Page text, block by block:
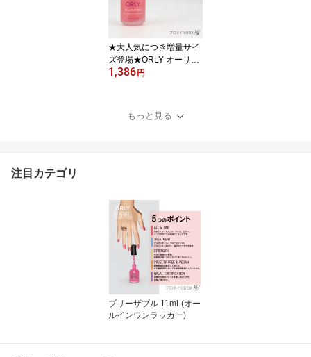
★大人気につき増量サイ
ズ登場★ORLY オーリー
ネイルトリション 11ml
RLY JAPAN 直営店
1,386円
もっと見る
注目カテゴリ
ブリーザブル 11mL(オー
ルインワンラッカー)